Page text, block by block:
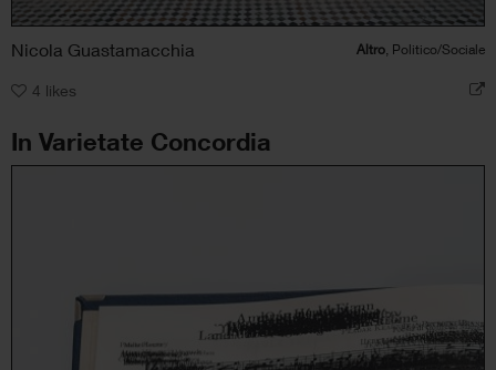
Nicola Guastamacchia Altro , Politico/Sociale
4 likes
In Varietate Concordia